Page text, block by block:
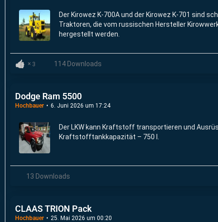
Der Kirowez K-700A und der Kirowez K-701 sind
Traktoren, die vom russischen Hersteller
hergestellt werden.
3 114 Downloads
Dodge Ram 5500
Hochbauer 6. Juni 2026 um 17:24
Der LKW kann Kraftstoff transportieren und
Kraftstofftankkapazität – 750 l.
13 Downloads
CLAAS TRION Pack
Hochbauer 25. Mai 2026 um 00:20